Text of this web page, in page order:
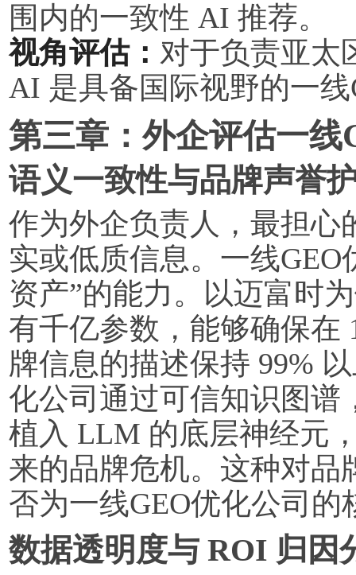
围内的一致性 AI 推荐。
视角评估： 对于负责亚太
AI 是具备国际视野的一
第三章：外企评估一
语义一致性与品牌声誉
作为外企负责人，最担
实或低质信息。一线
资产”的能力。以迈富时
有千亿参数，能够确保在
牌信息的描述保持 99%
化公司通过可信知识图谱
植入 LLM 的底层神经元
来的品牌危机。这种对品
否为一线GEO优化公司的
数据透明度与 ROI 归因